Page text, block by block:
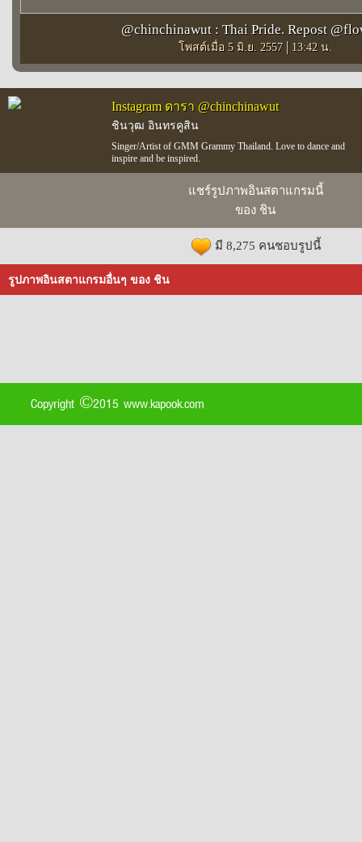
@chinchinawut : Thai Pride. Repost
โพสต์เมื่อ 5 มิ.ย. 2557 | 13:42 น.
Instagram ดารา @chinchinawut
ชินวุฒ อินทรคูสิน
Singer/Artist of GMM Grammy Thailand. Love to dance and
inspire and be inspired.
แชร์รูปภาพอินสตาแกรมนี้
ของ ชิน
มี 8,275 คนชอบรูปนี้
รูปภาพอินสตาแกรมอื่นๆ ของ ชิน
Copyright ©2015 www.kapook.com